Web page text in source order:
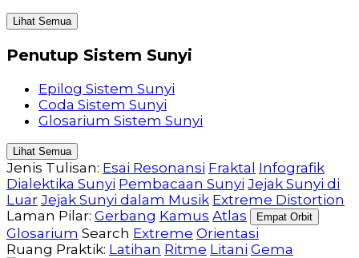
Lihat Semua
Penutup Sistem Sunyi
Epilog Sistem Sunyi
Coda Sistem Sunyi
Glosarium Sistem Sunyi
Lihat Semua
Jenis Tulisan: Esai Resonansi Fraktal Infografik
Dialektika Sunyi Pembacaan Sunyi Jejak Sunyi di
Luar Jejak Sunyi dalam Musik Extreme Distortion
Laman Pilar: Gerbang Kamus Atlas Empat Orbit
Glosarium Search Extreme Orientasi
Ruang Praktik: Latihan Ritme Litani Gema